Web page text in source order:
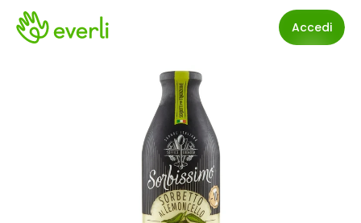
Accedi